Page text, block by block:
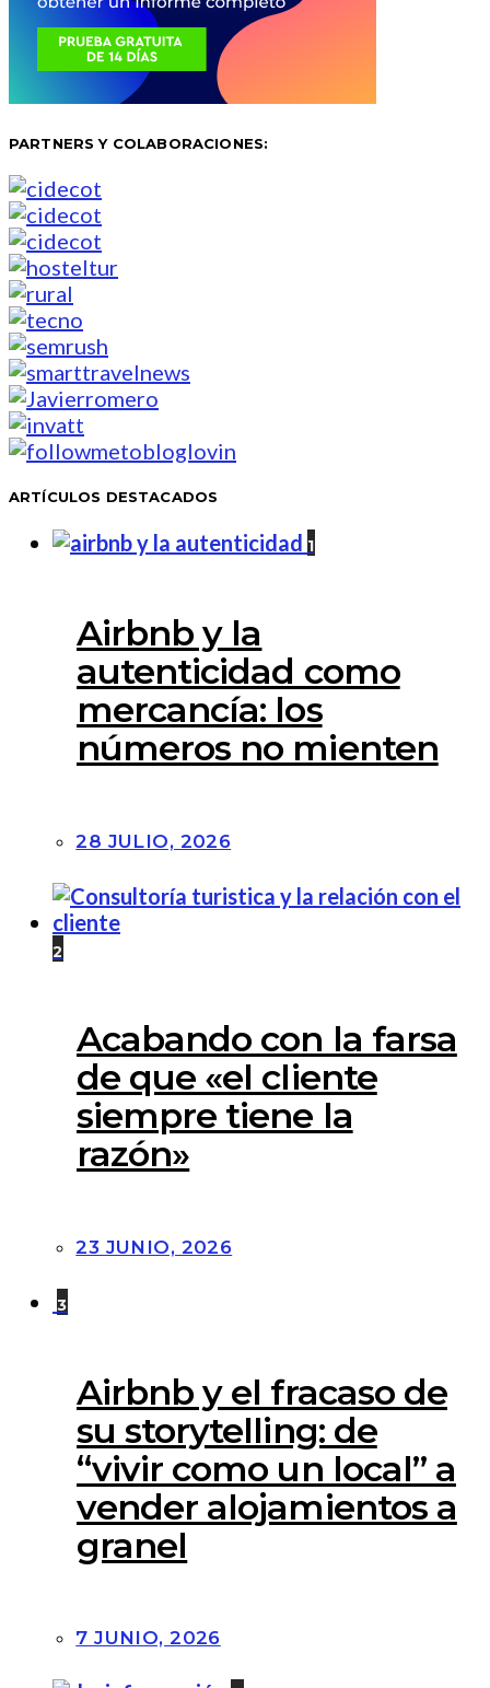
PARTNERS Y COLABORACIONES:
ARTÍCULOS DESTACADOS
1
Airbnb y la
autenticidad como
mercancía: los
números no mienten
28 JULIO, 2026
2
Acabando con la farsa
de que «el cliente
siempre tiene la
razón»
23 JUNIO, 2026
3
Airbnb y el fracaso de
su storytelling: de
“vivir como un local” a
vender alojamientos a
granel
7 JUNIO, 2026